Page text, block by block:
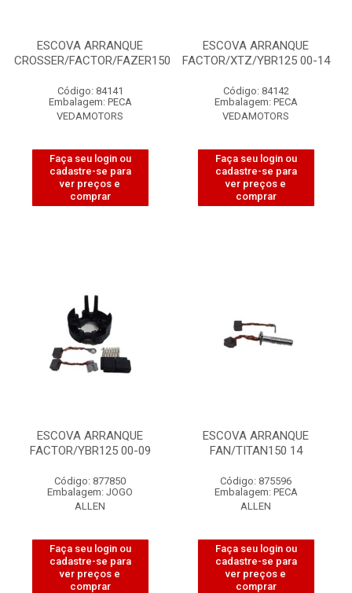
ESCOVA ARRANQUE
CROSSER/FACTOR/FAZER150
Código: 84141
Embalagem: PECA
VEDAMOTORS
Faça seu login ou
cadastre-se para
ver preços e
comprar
ESCOVA ARRANQUE
FACTOR/XTZ/YBR125 00-14
Código: 84142
Embalagem: PECA
VEDAMOTORS
Faça seu login ou
cadastre-se para
ver preços e
comprar
ESCOVA ARRANQUE
FACTOR/YBR125 00-09
Código: 877850
Embalagem: JOGO
ALLEN
Faça seu login ou
cadastre-se para
ver preços e
comprar
ESCOVA ARRANQUE
FAN/TITAN150 14
Código: 875596
Embalagem: PECA
ALLEN
Faça seu login ou
cadastre-se para
ver preços e
comprar